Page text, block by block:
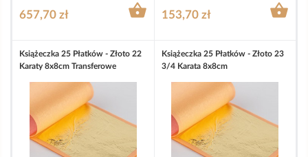
657,70 zł  153,70 zł 
Książeczka 25 Płatków - Złoto 22
Karaty 8x8cm Transferowe
Książeczka 25 Płatków - Złoto 23
3/4 Karata 8x8cm